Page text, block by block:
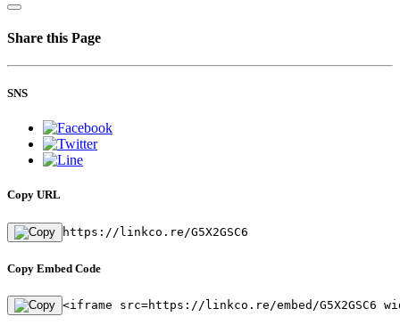
Share this Page
SNS
Copy URL
https://linkco.re/G5X2GSC6
Copy Embed Code
<iframe src=https://linkco.re/embed/G5X2GSC6